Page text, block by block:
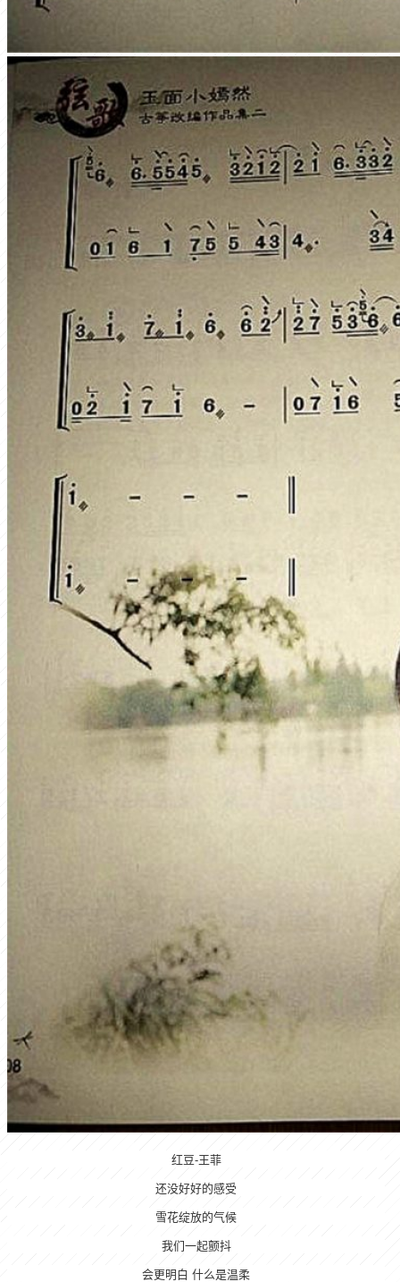
红豆-王菲
还没好好的感受
雪花绽放的气候
我们一起颤抖
会更明白 什么是温柔